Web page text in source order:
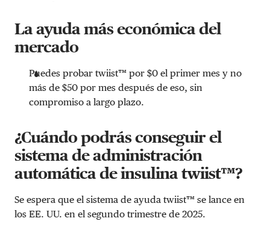
La ayuda más económica del
mercado
Puedes probar twiist™ por $0 el primer mes y no
más de $50 por mes después de eso, sin
compromiso a largo plazo.
¿Cuándo podrás conseguir el
sistema de administración
automática de insulina twiist™?
Se espera que el sistema de ayuda twiist™ se lance en
los EE. UU. en el segundo trimestre de 2025.